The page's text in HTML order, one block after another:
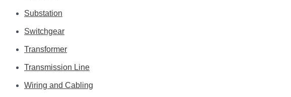
Substation
Switchgear
Transformer
Transmission Line
Wiring and Cabling